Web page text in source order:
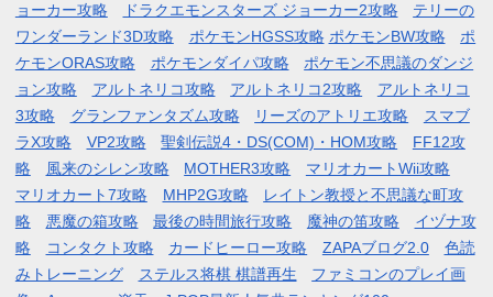
ョーカー攻略
ドラクエモンスターズ ジョーカー2攻略
テリーの
ワンダーランド3D攻略
ポケモンHGSS攻略 ポケモンBW攻略
ポ
ケモンORAS攻略
ポケモンダイパ攻略
ポケモン不思議のダンジ
ョン攻略
アルトネリコ攻略 アルトネリコ2攻略
アルトネリコ
3攻略
グランファンタズム攻略 リーズのアトリエ攻略
スマブ
ラX攻略
VP2攻略 聖剣伝説4・DS(COM)・HOM攻略
FF12攻
略
風来のシレン攻略 MOTHER3攻略
マリオカートWii攻略
マリオカート7攻略
MHP2G攻略
レイトン教授と不思議な町攻
略
悪魔の箱攻略 最後の時間旅行攻略 魔神の笛攻略
イヅナ攻
略
コンタクト攻略 カードヒーロー攻略 ZAPAブログ2.0
色読
みトレーニング
ステルス将棋 棋譜再生
ファミコンのプレイ画